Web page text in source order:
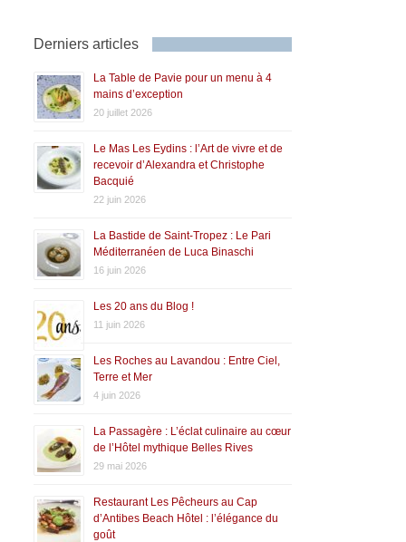
Derniers articles
La Table de Pavie pour un menu à 4
mains d’exception
20 juillet 2026
Le Mas Les Eydins : l’Art de vivre et de
recevoir d’Alexandra et Christophe
Bacquié
22 juin 2026
La Bastide de Saint-Tropez : Le Pari
Méditerranéen de Luca Binaschi
16 juin 2026
Les 20 ans du Blog !
11 juin 2026
Les Roches au Lavandou : Entre Ciel,
Terre et Mer
4 juin 2026
La Passagère : L’éclat culinaire au cœur
de l’Hôtel mythique Belles Rives
29 mai 2026
Restaurant Les Pêcheurs au Cap
d’Antibes Beach Hôtel : l’élégance du
goût